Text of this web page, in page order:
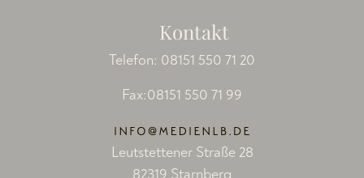
Kontakt
Telefon: 08151 550 71 20
Fax:08151 550 71 99
Leutstettener Straße 28
82319 Starnberg